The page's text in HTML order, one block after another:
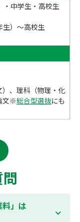
・中学生・高校生
生）～高校生
、理科（物理・化
文※総合型選抜にも
」は